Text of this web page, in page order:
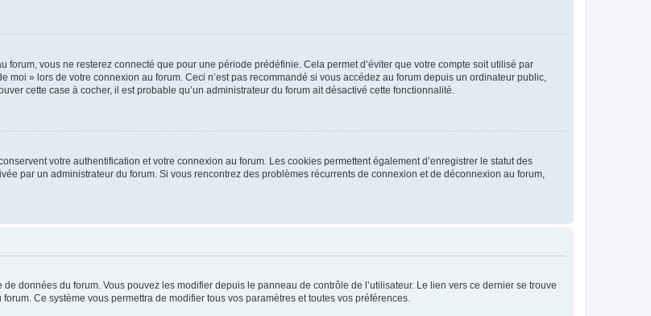
vous ne resterez connecté que pour une période prédéfinie. Cela permet d’éviter que votre compte soit utilisé par
moi » lors de votre connexion au forum. Ceci n’est pas recommandé si vous accédez au forum depuis un ordinateur public,
cette case à cocher, il est probable qu’un administrateur du forum ait désactivé cette fonctionnalité.
votre authentification et votre connexion au forum. Les cookies permettent également d’enregistrer le statut des
par un administrateur du forum. Si vous rencontrez des problèmes récurrents de connexion et de déconnexion au forum,
données du forum. Vous pouvez les modifier depuis le panneau de contrôle de l’utilisateur. Le lien vers ce dernier se trouve
Ce système vous permettra de modifier tous vos paramètres et toutes vos préférences.